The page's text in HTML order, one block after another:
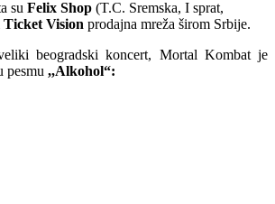
su Felix Shop (T.C. Sremska, I sprat,
Ticket Vision prodajna mreža širom Srbije.
beogradski koncert, Mortal Kombat je
pesmu ,,Alkohol“: